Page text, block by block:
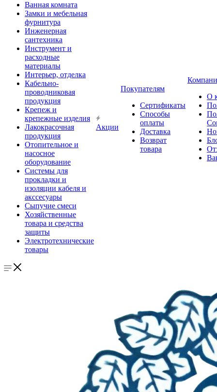
Ванная комната
Замки и мебельная
фурнитура
Инженерная
сантехника
Инструмент и
расходные
материалы
Интерьер, отделка
Кабельно-
проводниковая
продукция
Крепеж и
крепежные изделия
Лакокрасочная
продукция
Отопительное и
насосное
оборудование
Системы для
прокладки и
изоляции кабеля и
акссесуары
Сыпучие смеси
Хозяйственные
товара и средства
защиты
Электротехнические
товары
Акции
Покупателям
Сертификаты
Способы
оплаты
Доставка
Возврат
товара
О